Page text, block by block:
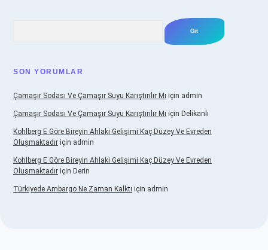
SON YORUMLAR
Çamaşır Sodası Ve Çamaşır Suyu Karıştırılır Mı için admin
Çamaşır Sodası Ve Çamaşır Suyu Karıştırılır Mı için Delikanlı
Kohlberg E Göre Bireyin Ahlaki Gelişimi Kaç Düzey Ve Evreden
Oluşmaktadır için admin
Kohlberg E Göre Bireyin Ahlaki Gelişimi Kaç Düzey Ve Evreden
Oluşmaktadır için Derin
Türkiyede Ambargo Ne Zaman Kalktı için admin